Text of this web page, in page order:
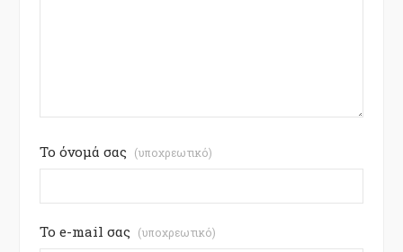
Το όνομά σας (υποχρεωτικό)
Το e-mail σας (υποχρεωτικό)